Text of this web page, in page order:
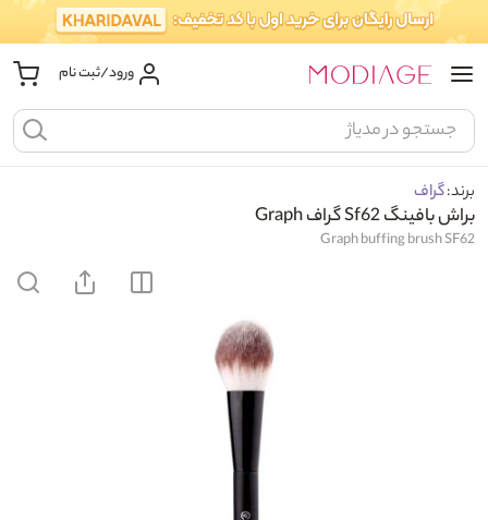
ورود/ثبت نام
برند:گراف
براش بافینگ Sf62 گراف Graph
Graph buffing brush SF62